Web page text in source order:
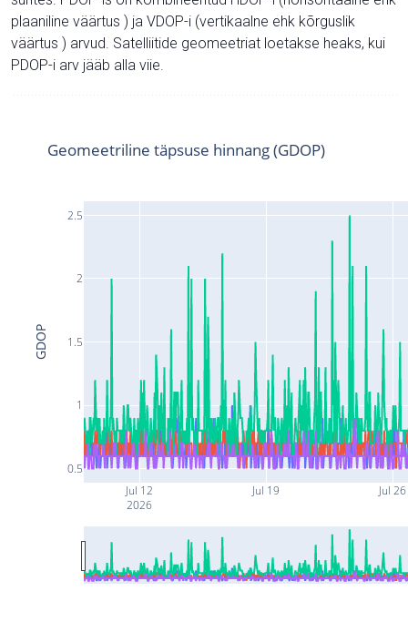
plaaniline väärtus ) ja VDOP-i (vertikaalne ehk kõrguslik
väärtus ) arvud. Satelliitide geomeetriat loetakse heaks, kui
PDOP-i arv jääb alla viie.
Jul 12
2026
Jul 19 Jul 26
0.5
1
1.5
2
2.5
Geomeetriline täpsuse hinnang (GDOP)
GDOP